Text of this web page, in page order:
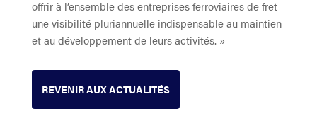
offrir à l’ensemble des entreprises ferroviaires de fret
une visibilité pluriannuelle indispensable au maintien
et au développement de leurs activités. »
REVENIR AUX ACTUALITÉS